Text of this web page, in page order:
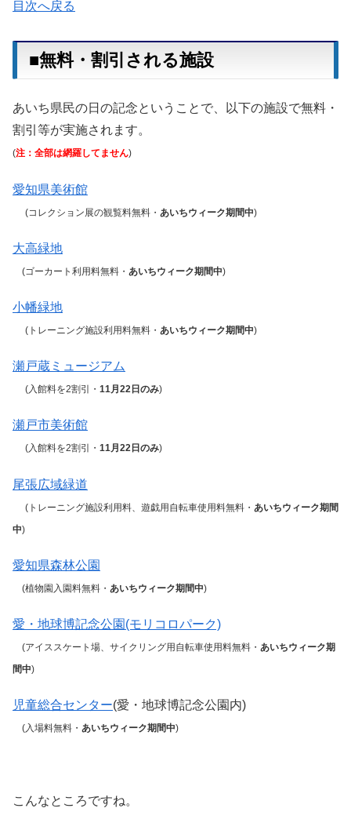
目次へ戻る
■無料・割引される施設
あいち県民の日の記念ということで、以下の施設で無料・
割引等が実施されます。
(注：全部は網羅してません)
愛知県美術館
(コレクション展の観覧料無料・ あいちウィーク期間中)
大高緑地
(ゴーカート利用料無料・ あいちウィーク期間中)
小幡緑地
(トレーニング施設利用料無料・ あいちウィーク期間中)
瀬戸蔵ミュージアム
(入館料を2割引・ 11月22日のみ)
瀬戸市美術館
(入館料を2割引・ 11月22日のみ)
尾張広域緑道
(トレーニング施設利用料、遊戯用自転車使用料無料・ あいちウィーク期間
中)
愛知県森林公園
(植物園入園料無料・ あいちウィーク期間中)
愛・地球博記念公園(モリコロパーク)
(アイススケート場、サイクリング用自転車使用料無料・ あいちウィーク期
間中)
児童総合センター(愛・地球博記念公園内)
(入場料無料・ あいちウィーク期間中)
こんなところですね。